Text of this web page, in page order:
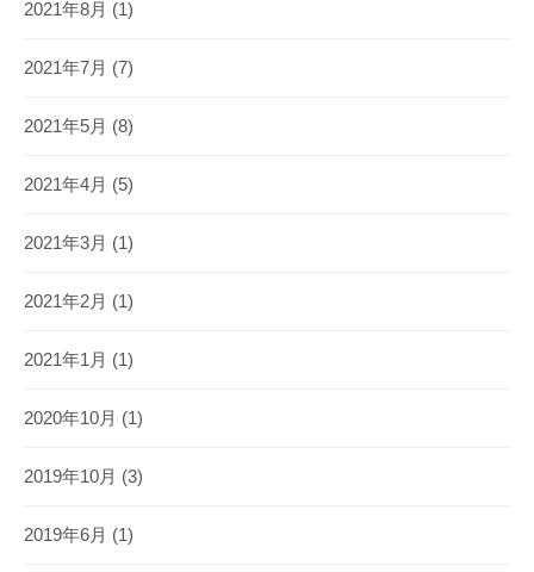
2021年8月 (1)
2021年7月 (7)
2021年5月 (8)
2021年4月 (5)
2021年3月 (1)
2021年2月 (1)
2021年1月 (1)
2020年10月 (1)
2019年10月 (3)
2019年6月 (1)